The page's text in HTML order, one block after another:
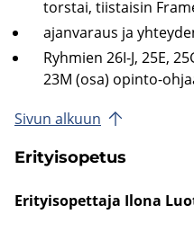
torstai, tiis­tai­sin
ajan­va­raus ja
Ryh­mien 26I-J, 25E,
23M (osa) opinto-​
Sivun al­kuun
Eri­tyi­so­pe­tus
Eri­tyi­so­pet­ta­ja Ilona